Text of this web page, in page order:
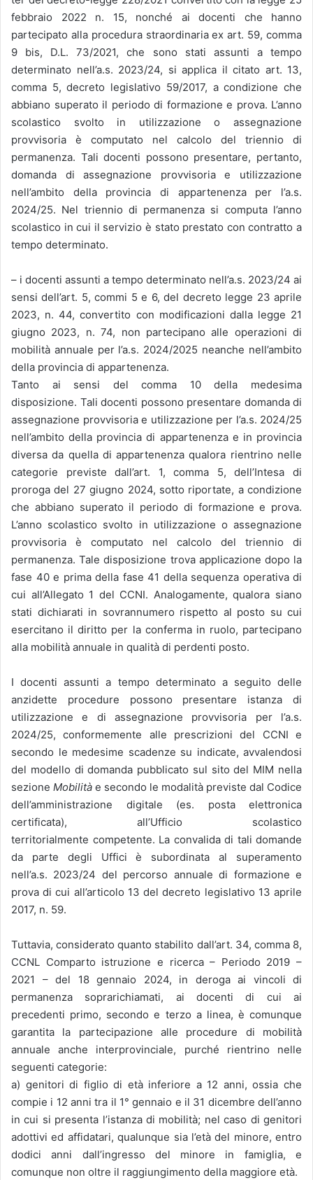
febbraio 2022 n. 15, nonché ai docenti che hanno
partecipato alla procedura straordinaria ex art. 59, comma
9 bis, D.L. 73/2021, che sono stati assunti a tempo
determinato nell’a.s. 2023/24, si applica il citato art. 13,
comma 5, decreto legislativo 59/2017, a condizione che
abbiano superato il periodo di formazione e prova. L’anno
scolastico svolto in utilizzazione o assegnazione
provvisoria è computato nel calcolo del triennio di
permanenza. Tali docenti possono presentare, pertanto,
domanda di assegnazione provvisoria e utilizzazione
nell’ambito della provincia di appartenenza per l’a.s.
2024/25. Nel triennio di permanenza si computa l’anno
scolastico in cui il servizio è stato prestato con contratto a
tempo determinato.
– i docenti assunti a tempo determinato nell’a.s. 2023/24 ai
sensi dell’art. 5, commi 5 e 6, del decreto legge 23 aprile
2023, n. 44, convertito con modificazioni dalla legge 21
giugno 2023, n. 74, non partecipano alle operazioni di
mobilità annuale per l’a.s. 2024/2025 neanche nell’ambito
della provincia di appartenenza.
Tanto ai sensi del comma 10 della medesima
disposizione. Tali docenti possono presentare domanda di
assegnazione provvisoria e utilizzazione per l’a.s. 2024/25
nell’ambito della provincia di appartenenza e in provincia
diversa da quella di appartenenza qualora rientrino nelle
categorie previste dall’art. 1, comma 5, dell’Intesa di
proroga del 27 giugno 2024, sotto riportate, a condizione
che abbiano superato il periodo di formazione e prova.
L’anno scolastico svolto in utilizzazione o assegnazione
provvisoria è computato nel calcolo del triennio di
permanenza. Tale disposizione trova applicazione dopo la
fase 40 e prima della fase 41 della sequenza operativa di
cui all’Allegato 1 del CCNI. Analogamente, qualora siano
stati dichiarati in sovrannumero rispetto al posto su cui
esercitano il diritto per la conferma in ruolo, partecipano
alla mobilità annuale in qualità di perdenti posto.
I docenti assunti a tempo determinato a seguito delle
anzidette procedure possono presentare istanza di
utilizzazione e di assegnazione provvisoria per l’a.s.
2024/25, conformemente alle prescrizioni del CCNI e
secondo le medesime scadenze su indicate, avvalendosi
del modello di domanda pubblicato sul sito del MIM nella
sezione Mobilità e secondo le modalità previste dal Codice
dell’amministrazione digitale (es. posta elettronica
certificata), all’Ufficio scolastico
territorialmente competente. La convalida di tali domande
da parte degli Uffici è subordinata al superamento
nell’a.s. 2023/24 del percorso annuale di formazione e
prova di cui all’articolo 13 del decreto legislativo 13 aprile
2017, n. 59.
Tuttavia, considerato quanto stabilito dall’art. 34, comma 8,
CCNL Comparto istruzione e ricerca – Periodo 2019 –
2021 – del 18 gennaio 2024, in deroga ai vincoli di
permanenza soprarichiamati, ai docenti di cui ai
precedenti primo, secondo e terzo a linea, è comunque
garantita la partecipazione alle procedure di mobilità
annuale anche interprovinciale, purché rientrino nelle
seguenti categorie:
a) genitori di figlio di età inferiore a 12 anni, ossia che
compie i 12 anni tra il 1° gennaio e il 31 dicembre dell’anno
in cui si presenta l’istanza di mobilità; nel caso di genitori
adottivi ed affidatari, qualunque sia l’età del minore, entro
dodici anni dall’ingresso del minore in famiglia, e
comunque non oltre il raggiungimento della maggiore età.